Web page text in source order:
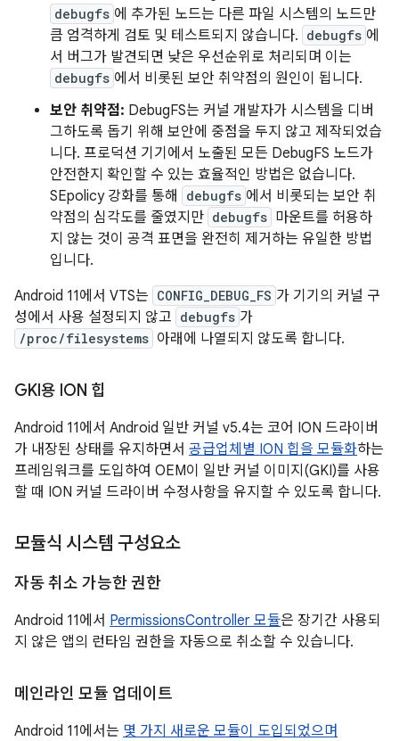
debugfs 에 추가된 노드는 다른 파일 시스템의 노드만
큼 엄격하게 검토 및 테스트되지 않습니다. debugfs 에
서 버그가 발견되면 낮은 우선순위로 처리되며 이는
debugfs 에서 비롯된 보안 취약점의 원인이 됩니다.
보안 취약점: DebugFS는 커널 개발자가 시스템을 디버
그하도록 돕기 위해 보안에 중점을 두지 않고 제작되었습
니다. 프로덕션 기기에서 노출된 모든 DebugFS 노드가
안전한지 확인할 수 있는 효율적인 방법은 없습니다.
SEpolicy 강화를 통해
debugfs 에서 비롯되는 보안 취
약점의 심각도를 줄였지만 debugfs 마운트를 허용하
지 않는 것이 공격 표면을 완전히 제거하는 유일한 방법
입니다.
Android 11에서 VTS는 CONFIG_DEBUG_FS 가 기기의 커널 구
성에서 사용 설정되지 않고 debugfs 가
/proc/filesystems 아래에 나열되지 않도록 합니다.
GKI용 ION 힙
Android 11에서 Android 일반 커널 v5.4는 코어 ION 드라이버
가 내장된 상태를 유지하면서 공급업체별 ION 힙을 모듈화하는
프레임워크를 도입하여 OEM이 일반 커널 이미지(GKI)를 사용
할 때 ION 커널 드라이버 수정사항을 유지할 수 있도록 합니다.
모듈식 시스템 구성요소
자동 취소 가능한 권한
Android 11에서 PermissionsController 모듈은 장기간 사용되
지 않은 앱의 런타임 권한을 자동으로 취소할 수 있습니다.
메인라인 모듈 업데이트
Android 11에서는 몇 가지 새로운 모듈이 도입되었으며